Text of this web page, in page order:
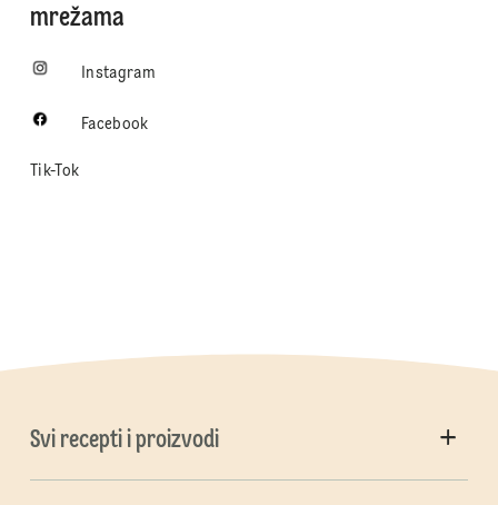
mrežama
Instagram
Facebook
Tik-Tok
Svi recepti i proizvodi